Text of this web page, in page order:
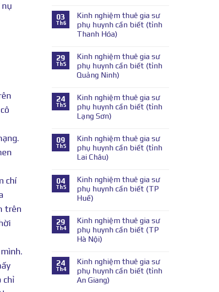
nụ
chí
trên
chỉ
03
Th6
Kinh nghiệm thuê gia sư
phụ huynh cần biết (tỉnh
Thanh Hóa)
29
Th5
Kinh nghiệm thuê gia sư
phụ huynh cần biết (tỉnh
Quảng Ninh)
24
Th5
Kinh nghiệm thuê gia sư
phụ huynh cần biết (tỉnh
Lạng Sơn)
09
Th5
Kinh nghiệm thuê gia sư
phụ huynh cần biết (tỉnh
Lai Châu)
04
Th5
Kinh nghiệm thuê gia sư
phụ huynh cần biết (TP
Huế)
29
Th4
Kinh nghiệm thuê gia sư
phụ huynh cần biết (TP
Hà Nội)
24
Th4
Kinh nghiệm thuê gia sư
phụ huynh cần biết (tỉnh
An Giang)